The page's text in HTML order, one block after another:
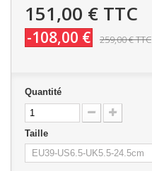
151,00 € TTC
-108,00 € 259,00 €TTC
Quantité
Taille